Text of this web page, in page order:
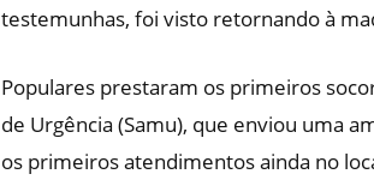
testemunhas, foi visto retornando à
Populares prestaram os primeiros
de Urgência (Samu), que enviou uma
os primeiros atendimentos ainda no